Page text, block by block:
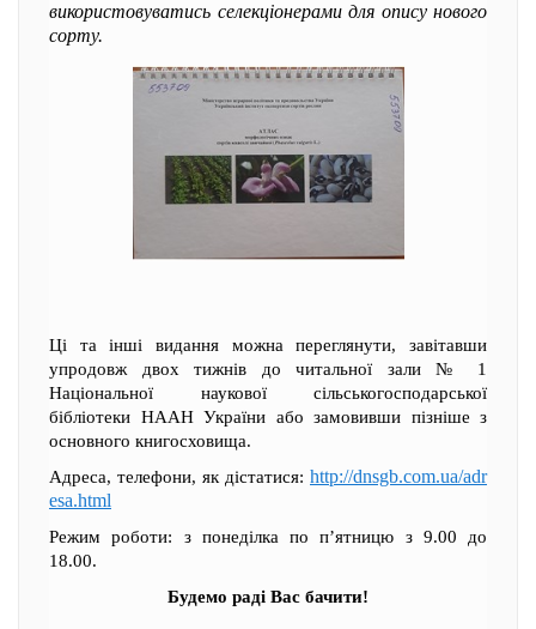
використовуватись селекціонерами для опису нового
сорту.
Ці та інші видання можна переглянути, завітавши
упродовж двох тижнів до читальної зали № 1
Національної наукової сільськогосподарської
бібліотеки НААН України або замовивши пізніше з
основного книгосховища.
Адреса, телефони, як дістатися: http://dnsgb.com.ua/adr
esa.html
Режим роботи: з понеділка по п’ятницю з 9.00 до
18.00.
Будемо раді Вас бачити!